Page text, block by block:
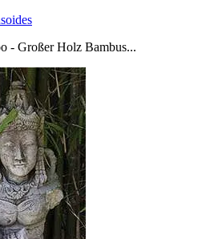
- Großer Holz Bambus...